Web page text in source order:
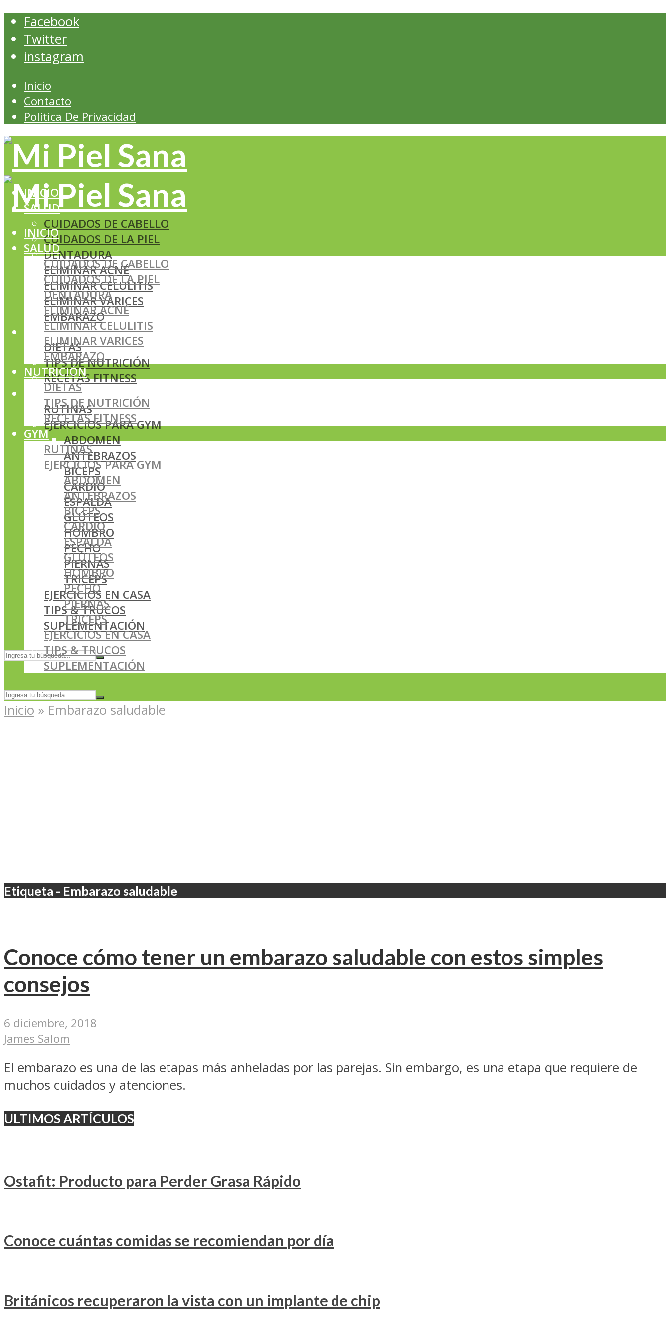
Facebook
Twitter
instagram
Inicio
Contacto
Política De Privacidad
INICIO
SALUD
CUIDADOS DE CABELLO
CUIDADOS DE LA PIEL
DENTADURA
ELIMINAR ACNÉ
ELIMINAR CELULITIS
ELIMINAR VARICES
EMBARAZO
NUTRICIÓN
DIETAS
TIPS DE NUTRICIÓN
RECETAS FITNESS
GYM
RUTINAS
EJERCICIOS PARA GYM
ABDOMEN
ANTEBRAZOS
BICEPS
CARDIO
ESPALDA
GLÚTEOS
HOMBRO
PECHO
PIERNAS
TRICEPS
EJERCICIOS EN CASA
TIPS & TRUCOS
SUPLEMENTACIÓN
INICIO
SALUD
CUIDADOS DE CABELLO
CUIDADOS DE LA PIEL
DENTADURA
ELIMINAR ACNÉ
ELIMINAR CELULITIS
ELIMINAR VARICES
EMBARAZO
NUTRICIÓN
DIETAS
TIPS DE NUTRICIÓN
RECETAS FITNESS
GYM
RUTINAS
EJERCICIOS PARA GYM
ABDOMEN
ANTEBRAZOS
BICEPS
CARDIO
ESPALDA
GLÚTEOS
HOMBRO
PECHO
PIERNAS
TRICEPS
EJERCICIOS EN CASA
TIPS & TRUCOS
SUPLEMENTACIÓN
Inicio » Embarazo saludable
Etiqueta - Embarazo saludable
Conoce cómo tener un embarazo saludable con estos simples
consejos
6 diciembre, 2018
James Salom
El embarazo es una de las etapas más anheladas por las parejas. Sin embargo, es una etapa que requiere de
muchos cuidados y atenciones.
ULTIMOS ARTÍCULOS
Ostafit: Producto para Perder Grasa Rápido
Conoce cuántas comidas se recomiendan por día
Británicos recuperaron la vista con un implante de chip